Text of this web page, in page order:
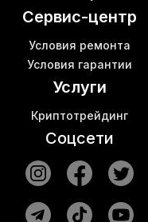
Сервис-центр
Условия ремонта
Условия гарантии
Услуги
Криптотрейдинг
Соцсети